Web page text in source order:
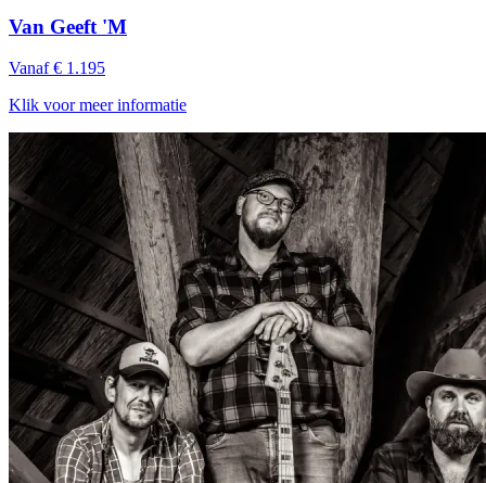
Van Geeft 'M
Vanaf € 1.195
Klik voor meer informatie